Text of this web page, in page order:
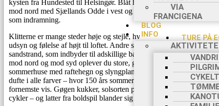
VIA
FRANCIGENA
BLOG
INFO
TURE PÅ
EGEN
EGEN
kysten fra Hundested til Helsingør. Blåt hav så langt øjet rækker
mod nord med Sjællands Odde i vest og Kullen (Sverige) i øst
som indramning.
Klitterne er mange steder høje og stejle, hvilket giver fornemt
udsyn og følelse af højt til loftet. Andre steder er der den fineste
sandstrand, som indbyder til adskillige badeture. Havet ligger
mod nord og mod syd oplever du store, gamle, smukke
sommerhuse med raftehegn og slyngplanter med blomster og
dufte i alle farver – hvor 150 års sommerhusarkitektur udstilles på
fornemste vis. Gøgen kukker, solsorten pifter – børn gynger og
cykler – og latter fra boldspil blander sig med fuglesang.